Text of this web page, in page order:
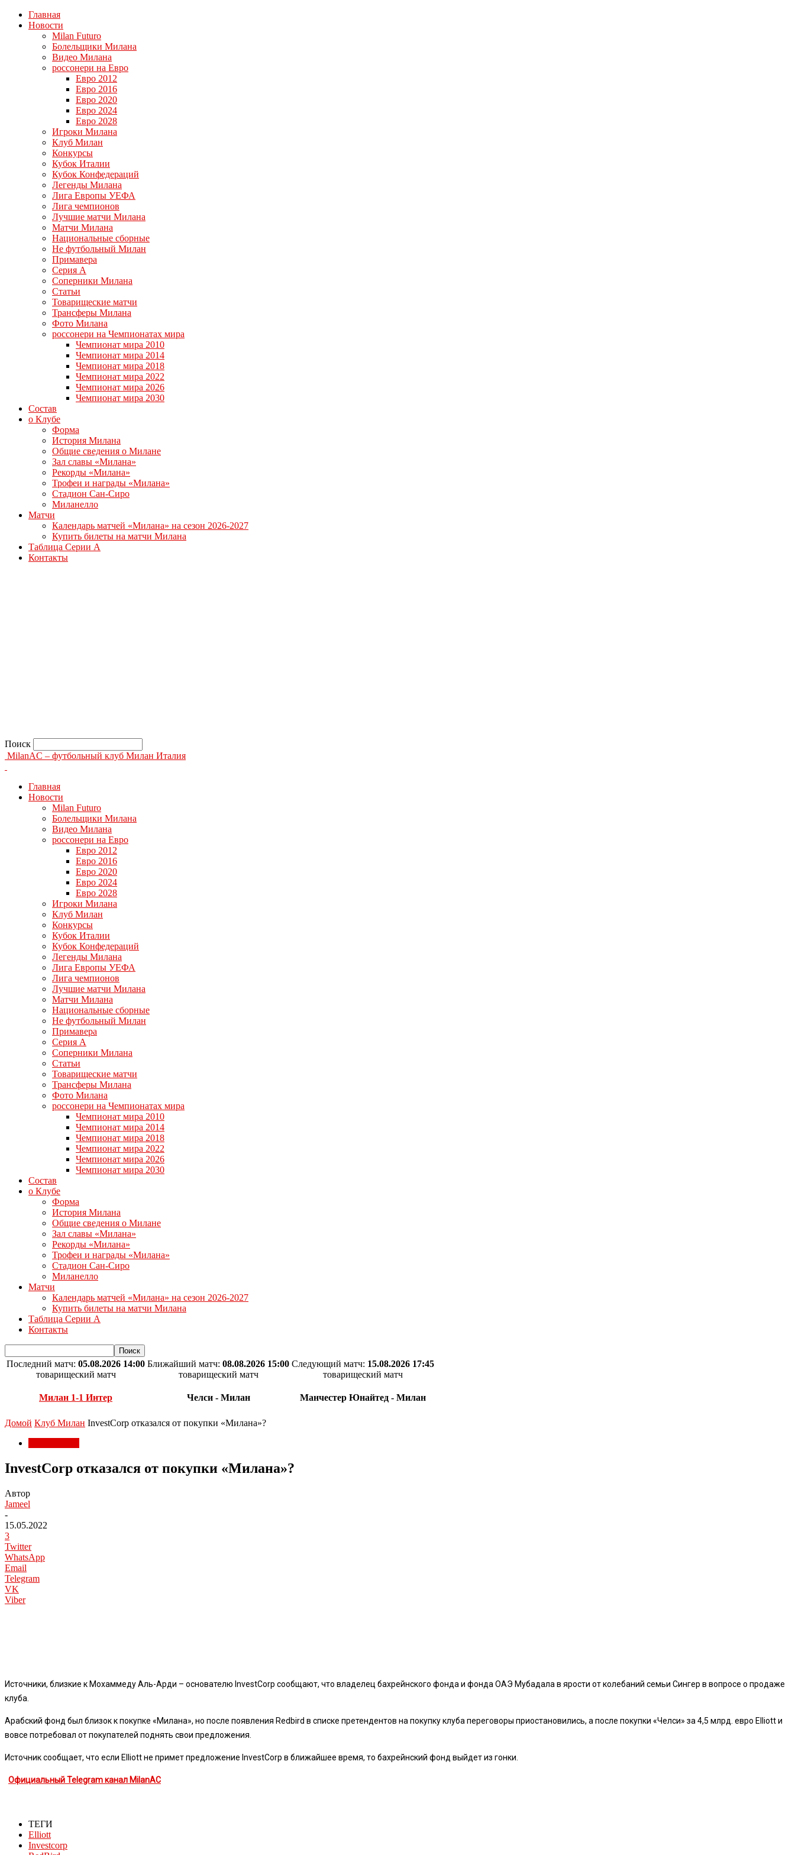
Главная
Новости
Milan Futuro
Болельщики Милана
Видео Милана
россонери на Евро
Евро 2012
Евро 2016
Евро 2020
Евро 2024
Евро 2028
Игроки Милана
Клуб Милан
Конкурсы
Кубок Италии
Кубок Конфедераций
Легенды Милана
Лига Европы УЕФА
Лига чемпионов
Лучшие матчи Милана
Матчи Милана
Национальные сборные
Не футбольный Милан
Примавера
Серия А
Соперники Милана
Статьи
Товарищеские матчи
Трансферы Милана
Фото Милана
россонери на Чемпионатах мира
Чемпионат мира 2010
Чемпионат мира 2014
Чемпионат мира 2018
Чемпионат мира 2022
Чемпионат мира 2026
Чемпионат мира 2030
Состав
о Клубе
Форма
История Милана
Общие сведения о Милане
Зал славы «Милана»
Рекорды «Милана»
Трофеи и награды «Милана»
Стадион Сан-Сиро
Миланелло
Матчи
Календарь матчей «Милана» на сезон 2026-2027
Купить билеты на матчи Милана
Таблица Серии А
Контакты
Поиск
MilanAC – футбольный клуб Милан Италия
Главная
Новости
Milan Futuro
Болельщики Милана
Видео Милана
россонери на Евро
Евро 2012
Евро 2016
Евро 2020
Евро 2024
Евро 2028
Игроки Милана
Клуб Милан
Конкурсы
Кубок Италии
Кубок Конфедераций
Легенды Милана
Лига Европы УЕФА
Лига чемпионов
Лучшие матчи Милана
Матчи Милана
Национальные сборные
Не футбольный Милан
Примавера
Серия А
Соперники Милана
Статьи
Товарищеские матчи
Трансферы Милана
Фото Милана
россонери на Чемпионатах мира
Чемпионат мира 2010
Чемпионат мира 2014
Чемпионат мира 2018
Чемпионат мира 2022
Чемпионат мира 2026
Чемпионат мира 2030
Состав
о Клубе
Форма
История Милана
Общие сведения о Милане
Зал славы «Милана»
Рекорды «Милана»
Трофеи и награды «Милана»
Стадион Сан-Сиро
Миланелло
Матчи
Календарь матчей «Милана» на сезон 2026-2027
Купить билеты на матчи Милана
Таблица Серии А
Контакты
Последний матч: 05.08.2026 14:00
товарищеский матч
Милан 1-1 Интер
Ближайший матч: 08.08.2026 15:00
товарищеский матч
Челси - Милан
Следующий матч: 15.08.2026 17:45
товарищеский матч
Манчестер Юнайтед - Милан
Домой Клуб Милан InvestCorp отказался от покупки «Милана»?
InvestCorp отказался от покупки «Милана»?
Автор
Jameel
-
15.05.2022
3
Twitter
WhatsApp
Email
Telegram
VK
Viber
Источники, близкие к Мохаммеду Аль-Арди – основателю InvestCorp сообщают, что владелец бахрейнского фонда и фонда ОАЭ Мубадала в ярости от колебаний семьи Сингер в вопросе о продаже
клуба.
Арабский фонд был близок к покупке «Милана», но после появления Redbird в списке претендентов на покупку клуба переговоры приостановились, а после покупки «Челси» за 4,5 млрд. евро Elliott и
вовсе потребовал от покупателей поднять свои предложения.
Источник сообщает, что если Elliott не примет предложение InvestCorp в ближайшее время, то бахрейнский фонд выйдет из гонки.
Официальный Telegram канал MilanAC
ТЕГИ
Elliott
Investcorp